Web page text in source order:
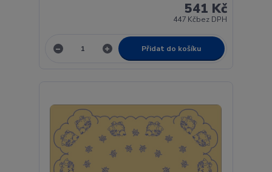
541 Kč
447 Kčbez DPH
Přidat do košíku